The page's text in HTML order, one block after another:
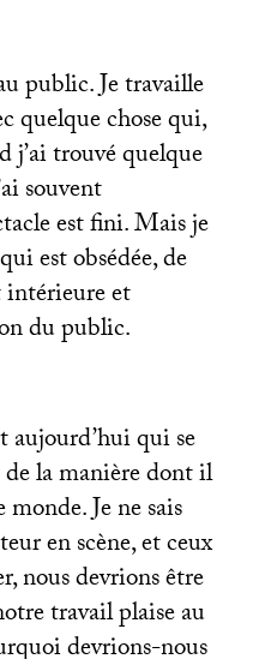
public. Je travaille
quelque chose qui,
j’ai trouvé quelque
souvent
est fini. Mais je
est obsédée, de
et
du public.
aujourd’hui qui se
la manière dont il
Je ne sais
en scène, et ceux
nous devrions être
travail plaise au
devrions-nous